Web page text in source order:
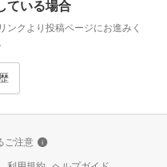
ている場合
ンクより投稿ページにお進みく
ご注意